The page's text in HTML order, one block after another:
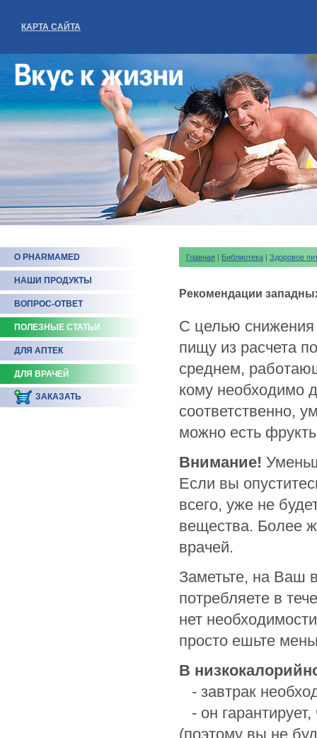
КАРТА САЙТА
О PHARMAMED
НАШИ ПРОДУКТЫ
ВОПРОС-ОТВЕТ
ПОЛЕЗНЫЕ СТАТЬИ
ДЛЯ АПТЕК
ДЛЯ ВРАЧЕЙ
ЗАКАЗАТЬ
Главная | Библиотека | Здоровое
Рекомендации
С целью снижения
пищу из расчета
среднем,
кому необходимо
соответственно,
можно есть
Внимание!
Если вы
всего, уже не
вещества. Более
врачей.
Заметьте, на Ваш
потребляете в
нет
просто ешьте
В
- завтрак
- он
(поэтому вы не